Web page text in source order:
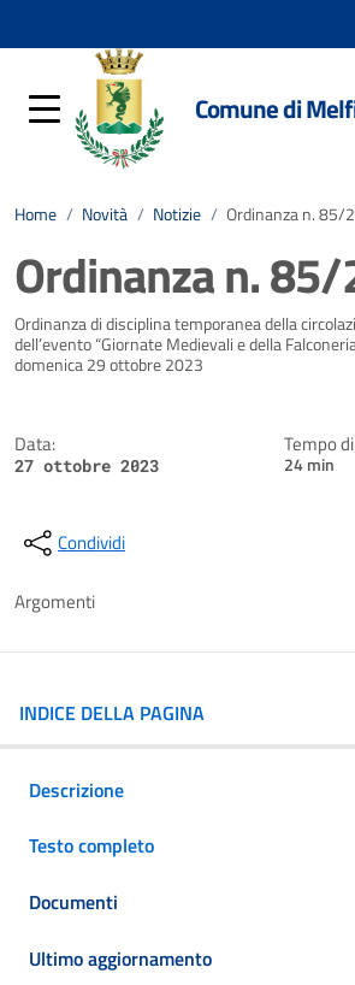
Comune di
Home / Novità / Notizie / Ordinanza n. 85/
Ordinanza n.
Dettagli della
Ordinanza di disciplina temporanea della
dell’evento “Giornate Medievali e della
domenica 29 ottobre 2023
Data:
27 ottobre 2023
Tempo
24 min
Condividi
Argomenti
INDICE DELLA PAGINA
Descrizione
Testo completo
Documenti
Ultimo aggiornamento